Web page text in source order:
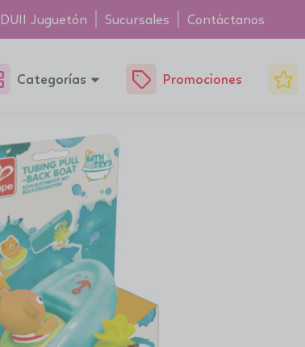
DUII Juguetón Sucursales Contáctanos
Categorías Promociones